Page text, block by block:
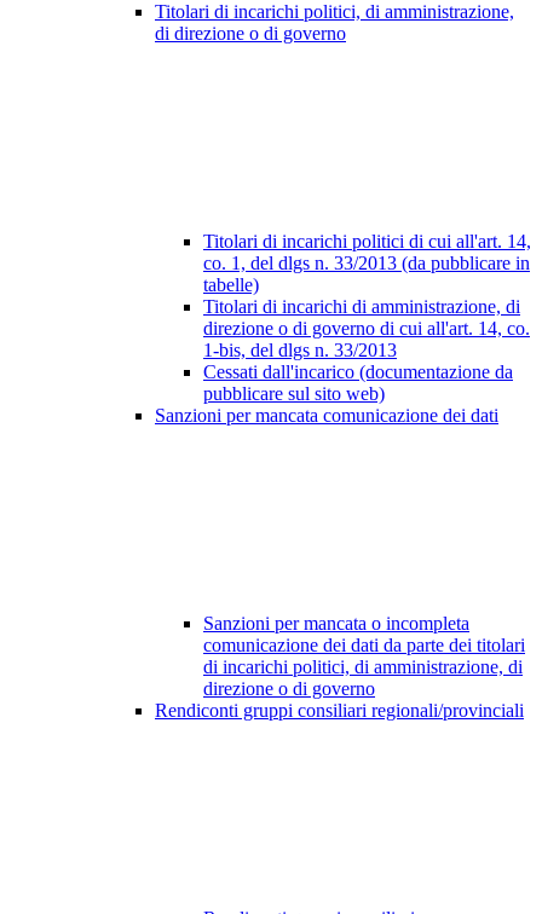
Titolari di incarichi politici, di amministrazione,
di direzione o di governo
Titolari di incarichi politici di cui all'art. 14,
co. 1, del dlgs n. 33/2013 (da pubblicare in
tabelle)
Titolari di incarichi di amministrazione, di
direzione o di governo di cui all'art. 14, co.
1-bis, del dlgs n. 33/2013
Cessati dall'incarico (documentazione da
pubblicare sul sito web)
Sanzioni per mancata comunicazione dei dati
Sanzioni per mancata o incompleta
comunicazione dei dati da parte dei titolari
di incarichi politici, di amministrazione, di
direzione o di governo
Rendiconti gruppi consiliari regionali/provinciali